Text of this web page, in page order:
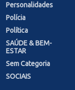
Personalidades
Polícia
Política
SAÚDE & BEM-
ESTAR
Sem Categoria
SOCIAIS